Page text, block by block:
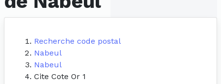
Recherche code postal
Nabeul
Nabeul
Cite Cote Or 1